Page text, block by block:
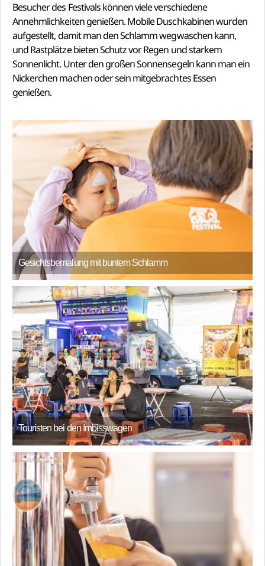
Besucher des Festivals können viele verschiedene
Annehmlichkeiten genießen. Mobile Duschkabinen wurden
aufgestellt, damit man den Schlamm wegwaschen kann,
und Rastplätze bieten Schutz vor Regen und starkem
Sonnenlicht. Unter den großen Sonnensegeln kann man ein
Nickerchen machen oder sein mitgebrachtes Essen
genießen.
Gesichtsbemalung mit buntem Schlamm
Touristen bei den Imbisswagen